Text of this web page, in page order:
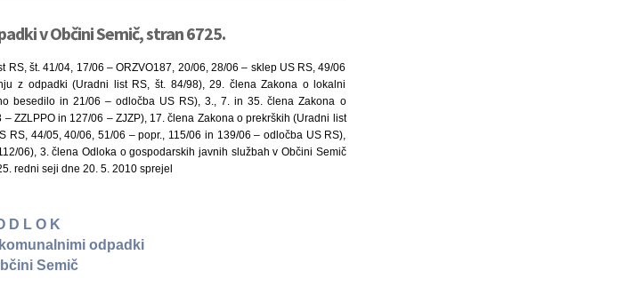
v Občini Semič, stran 6725.
št. 41/04, 17/06 – ORZVO187, 20/06, 28/06 – sklep US RS, 49/06
z odpadki (Uradni list RS, št. 84/98), 29. člena Zakona o lokalni
besedilo in 21/06 – odločba US RS), 3., 7. in 35. člena Zakona o
ZZLPPO in 127/06 – ZJZP), 17. člena Zakona o prekrških (Uradni list
RS, 44/05, 40/06, 51/06 – popr., 115/06 in 139/06 – odločba US RS),
06), 3. člena Odloka o gospodarskih javnih službah v Občini Semič
redni seji dne 20. 5. 2010 sprejel
D L O K
odpadki
Semič